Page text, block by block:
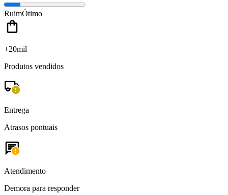
RuimÓtimo
+20mil
Produtos vendidos
Entrega
Atrasos pontuais
Atendimento
Demora para responder